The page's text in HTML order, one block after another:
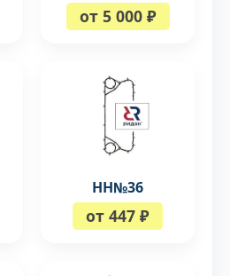
от 5 000 ₽
НН№36
от 447 ₽